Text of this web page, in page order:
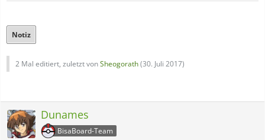
Notiz
2 Mal editiert, zuletzt vonSheogorath(30. Juli 2017)
Dunames
BisaBoard-Team